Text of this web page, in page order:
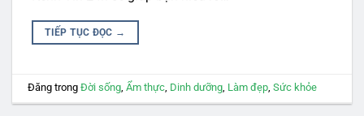
TIẾP TỤC ĐỌC →
Đăng trongĐời sống,Ẩm thực, Dinh dưỡng, Làm đẹp,Sức khỏe